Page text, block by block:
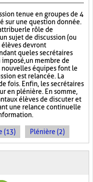
tenue en groupes de 4
sur une question donnée.
le rôle de
sujet de discussion (ou
élèves devront
que les secrétaires
un membre de
nouvelles équipes font le
est relancée. La
fois. Enfin, les secrétaires
en plénière. En somme,
aux élèves de discuter et
une relance continuelle
(13) Plénière (2)